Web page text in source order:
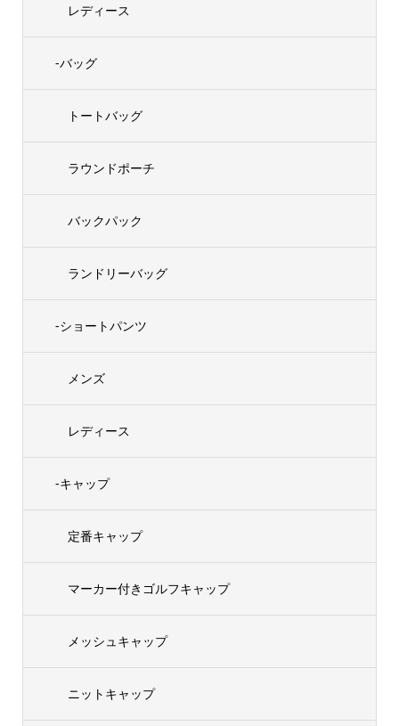
レディース
-バッグ
トートバッグ
ラウンドポーチ
バックパック
ランドリーバッグ
-ショートパンツ
メンズ
レディース
-キャップ
定番キャップ
マーカー付きゴルフキャップ
メッシュキャップ
ニットキャップ